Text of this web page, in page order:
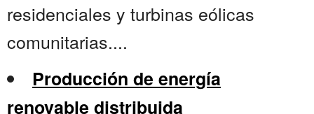
residenciales y turbinas eólicas
comunitarias....
Producción de energía
renovable distribuida